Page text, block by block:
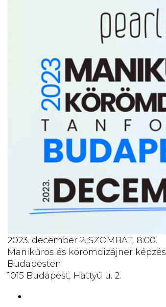
2023. december 2.,SZOMBAT, 8:00.
Manikűrös és körömdizájner képzés
Budapesten
1015 Budapest, Hattyú u. 2.